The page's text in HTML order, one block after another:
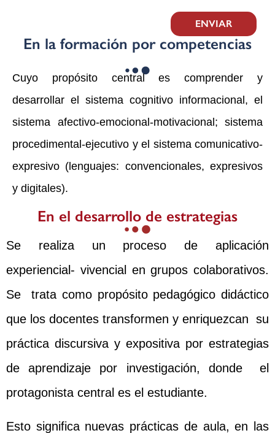
ENVIAR
En la formación por competencias
Cuyo propósito central es comprender y
desarrollar el sistema cognitivo informacional, el
sistema afectivo-emocional-motivacional; sistema
procedimental-ejecutivo y el sistema comunicativo-
expresivo (lenguajes: convencionales, expresivos
y digitales).
En el desarrollo de estrategias
Se realiza un proceso de aplicación
experiencial- vivencial en grupos colaborativos.
Se trata como propósito pedagógico didáctico
que los docentes transformen y enriquezcan su
práctica discursiva y expositiva por estrategias
de aprendizaje por investigación, donde el
protagonista central es el estudiante.
Esto significa nuevas prácticas de aula, en las